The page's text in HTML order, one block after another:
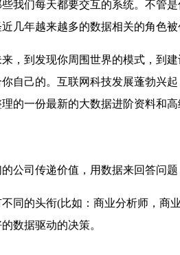
我们每天都要交互的系统。不管
几年越来越多的数据相关的角色被
，到发现你周围世界的模式，到
自己的。互联网科技发展蓬勃兴
的一份最新的大数据进阶资料和
公司传递价值，用数据来回答问
同的头衔(比如：商业分析师，
数据驱动的决策。